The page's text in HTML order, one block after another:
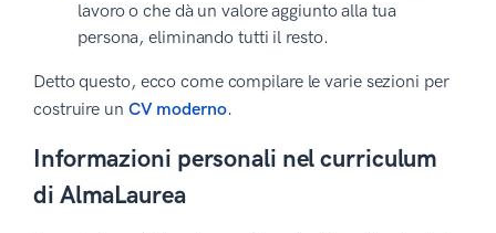
lavoro o che dà un valore aggiunto alla tua
persona, eliminando tutti il resto.
Detto questo, ecco come compilare le varie sezioni per
costruire un CV moderno.
Informazioni personali nel curriculum
di AlmaLaurea